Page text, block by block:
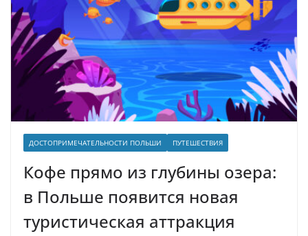
ДОСТОПРИМЕЧАТЕЛЬНОСТИ ПОЛЬШИ ПУТЕШЕСТВИЯ
Кофе прямо из глубины озера:
в Польше появится новая
туристическая аттракция